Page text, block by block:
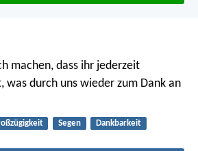
machen, dass ihr jederzeit
was durch uns wieder zum Dank an
Segen Dankbarkeit